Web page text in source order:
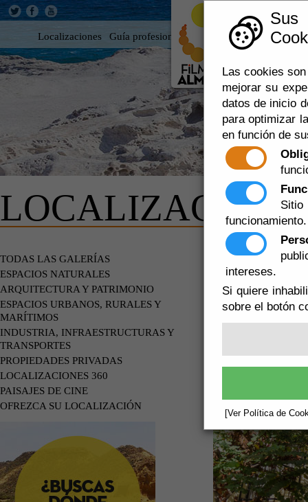
Las cookies
mejorar su
datos de inicio
para optimizar
en función de
funcionamiento.
intereses.
Si quiere
sobre el botón
[Ver Política de
Localizaciones Guía profesional Rodar en Almería 360
TODAS LAS GALERÍAS
ESPACIOS NATURALES
ARQUITECTURA Y PATRIMONIO
ESPACIOS URBANOS, RURALES Y
MARÍTIMOS
INDUSTRIA, INFRAESTRUCTURAS Y
TRANSPORTES
PROPIEDADES PRIVADAS
LOCALIZACIONES 360
PAISAJES DE CINE
OFREZCA SU LOCALIZACIÓN